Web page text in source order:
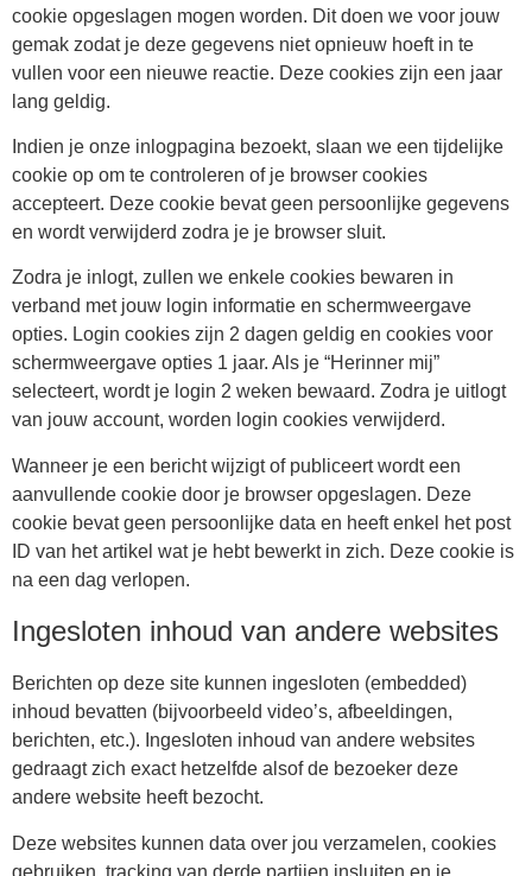
cookie opgeslagen mogen worden. Dit doen we voor jouw
gemak zodat je deze gegevens niet opnieuw hoeft in te
vullen voor een nieuwe reactie. Deze cookies zijn een jaar
lang geldig.
Indien je onze inlogpagina bezoekt, slaan we een tijdelijke
cookie op om te controleren of je browser cookies
accepteert. Deze cookie bevat geen persoonlijke gegevens
en wordt verwijderd zodra je je browser sluit.
Zodra je inlogt, zullen we enkele cookies bewaren in
verband met jouw login informatie en schermweergave
opties. Login cookies zijn 2 dagen geldig en cookies voor
schermweergave opties 1 jaar. Als je “Herinner mij”
selecteert, wordt je login 2 weken bewaard. Zodra je uitlogt
van jouw account, worden login cookies verwijderd.
Wanneer je een bericht wijzigt of publiceert wordt een
aanvullende cookie door je browser opgeslagen. Deze
cookie bevat geen persoonlijke data en heeft enkel het post
ID van het artikel wat je hebt bewerkt in zich. Deze cookie is
na een dag verlopen.
Ingesloten inhoud van andere websites
Berichten op deze site kunnen ingesloten (embedded)
inhoud bevatten (bijvoorbeeld video’s, afbeeldingen,
berichten, etc.). Ingesloten inhoud van andere websites
gedraagt zich exact hetzelfde alsof de bezoeker deze
andere website heeft bezocht.
Deze websites kunnen data over jou verzamelen, cookies
gebruiken, tracking van derde partijen insluiten en je